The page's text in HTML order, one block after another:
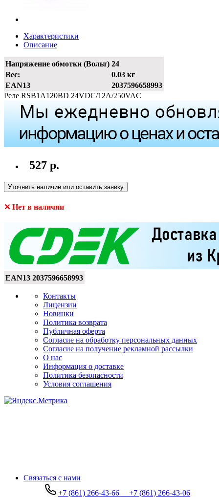
Характеристики
Описание
Напряжение обмотки (Вольт) 24
Вес:
0.03 кг
EAN13
2037596658993
Реле RSB1A120BD 24VDC/12A/250VAC
527 р.
Уточнить наличие или оставить заявку
✕ Нет в наличии
EAN13 2037596658993
Контакты
Лицензии
Новинки
Политика возврата
Публичная оферта
Согласие на обработку персональных данных
Согласие на получение рекламной рассылки
О нас
Информация о доставке
Политика безопасности
Условия соглашения
Связаться с нами
+7 (861) 266-43-66
+7 (861) 266-43-06